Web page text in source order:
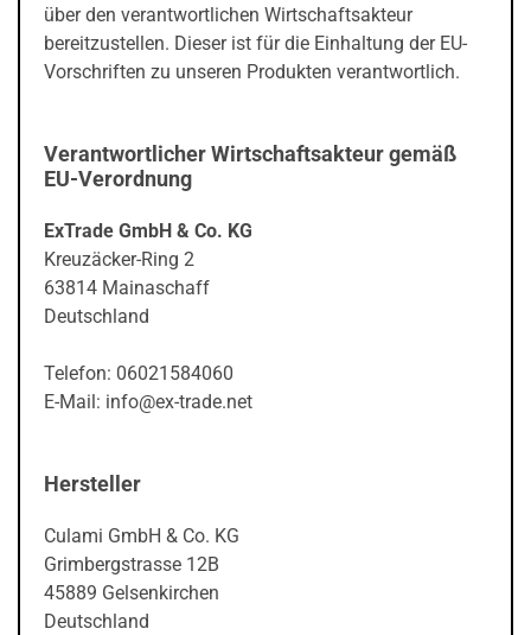
über den verantwortlichen Wirtschaftsakteur
bereitzustellen. Dieser ist für die Einhaltung der EU-
Vorschriften zu unseren Produkten verantwortlich.
Verantwortlicher Wirtschaftsakteur gemäß
EU-Verordnung
ExTrade GmbH & Co. KG
Kreuzäcker-Ring 2
63814 Mainaschaff
Deutschland
Telefon: 06021584060
E-Mail: info@ex-trade.net
Hersteller
Culami GmbH & Co. KG
Grimbergstrasse 12B
45889 Gelsenkirchen
Deutschland